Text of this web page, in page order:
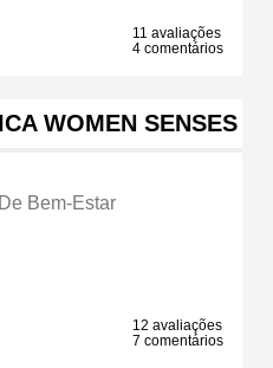
11 avaliações
4 comentários
WOMEN SENSES
Bem-Estar
12 avaliações
7 comentários